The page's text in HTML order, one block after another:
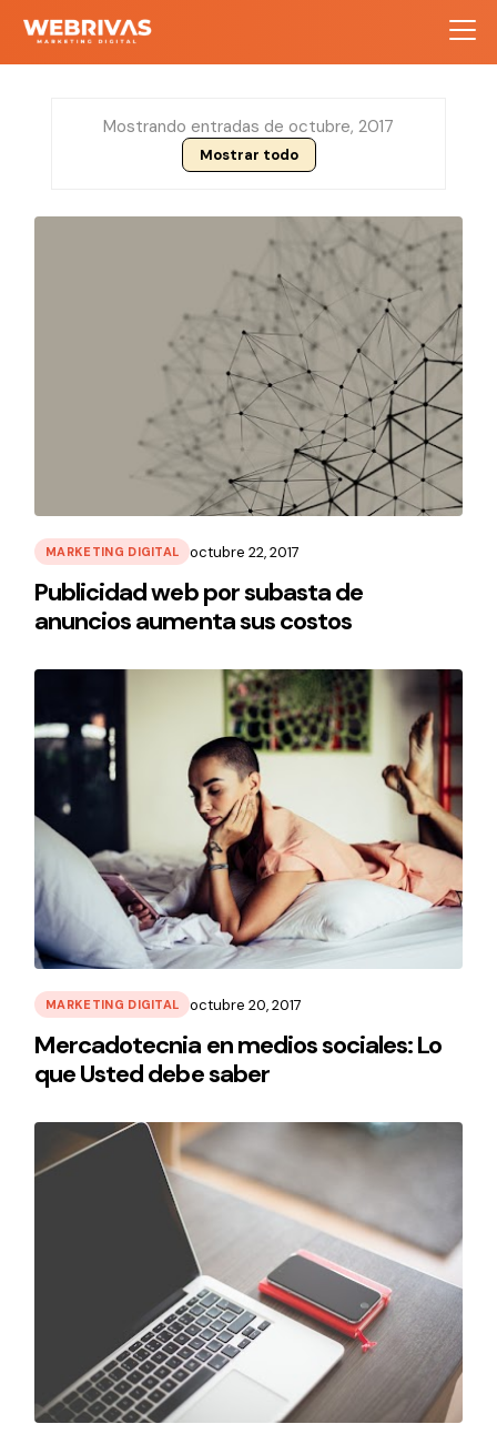
Mostrando entradas de octubre, 2017
Mostrar todo
MARKETING DIGITAL octubre 22, 2017
Publicidad web por subasta de
anuncios aumenta sus costos
MARKETING DIGITAL octubre 20, 2017
Mercadotecnia en medios sociales: Lo
que Usted debe saber